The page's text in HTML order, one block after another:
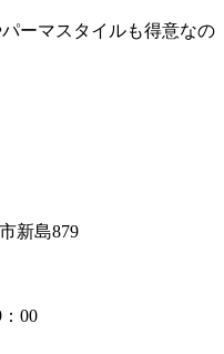
ーマスタイルも得意なの
新島879
00